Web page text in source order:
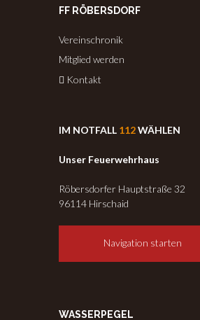
FF RÖBERSDORF
Vereinschronik
Mitglied werden
Kontakt
IM NOTFALL 112WÄHLEN
Unser Feuerwehrhaus
Röbersdorfer Hauptstraße 32
96114 Hirschaid
Navigation starten
WASSERPEGEL